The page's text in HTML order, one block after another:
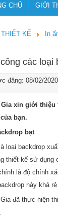
CHỦ GIỚI
THIẾT KẾ In
các loại
đăng: 08/02/2020
Gia xin giới
bạn.
bạt
loại backdrop
thiết kế sử dụng
là độ chính
này khá
đã thực hiện